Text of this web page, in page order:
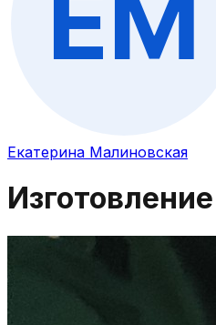
Екатерина Малиновская